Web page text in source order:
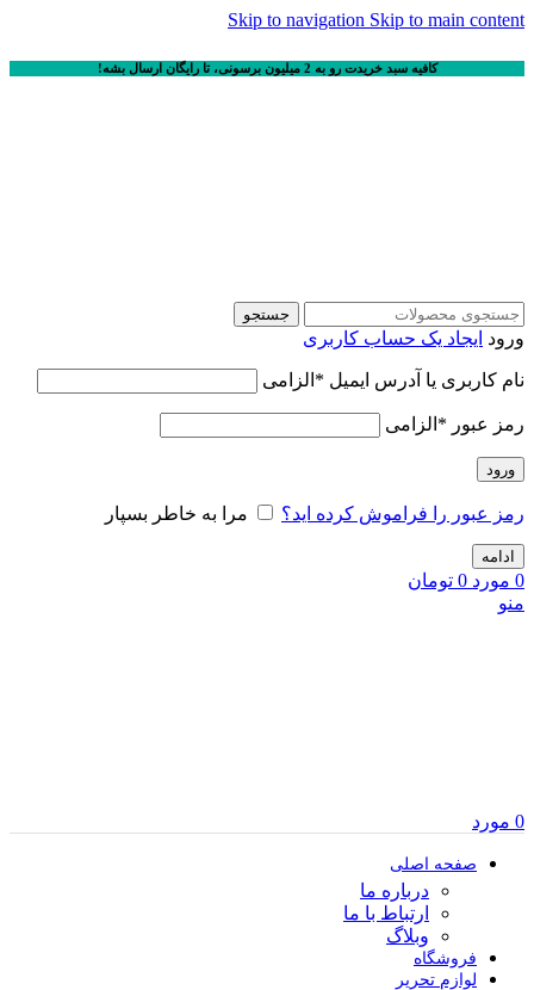
Skip to navigation Skip to main content
کافیه سبد خریدت رو به 2 میلیون برسونی، تا رایگان ارسال بشه!
جستجو
ورود ایجاد یک حساب کاربری
نام کاربری یا آدرس ایمیل * الزامی
رمز عبور * الزامی
ورود
رمز عبور را فراموش کرده اید؟ مرا به خاطر بسپار
ادامه
0 مورد 0 تومان
منو
0 مورد
صفحه اصلی
درباره ما
ارتباط با ما
وبلاگ
فروشگاه
لوازم تحریر